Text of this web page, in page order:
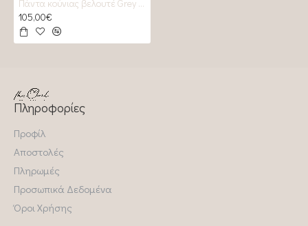
Πάντα κούνιας βελουτέ Grey & rose_grey
105,00€
Πληροφορίες
Προφίλ
Αποστολές
Πληρωμές
Προσωπικά Δεδομένα
Όροι Χρήσης